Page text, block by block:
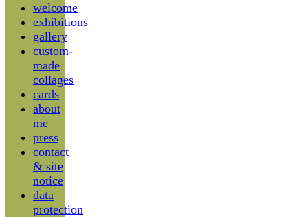
welcome
exhibitions
gallery
custom-
made
collages
cards
about
me
press
contact
& site
notice
data
protection